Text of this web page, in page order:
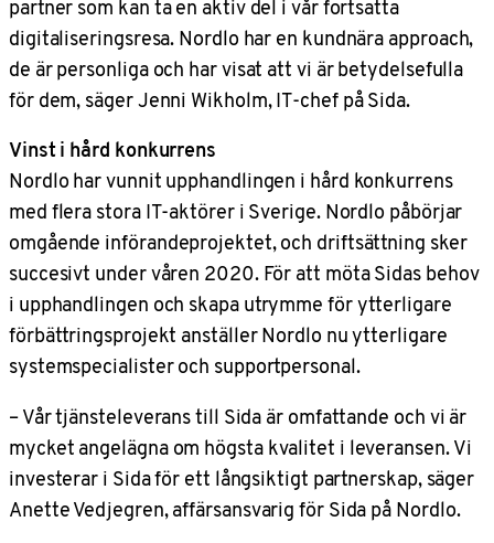
partner som kan ta en aktiv del i vår fortsatta
digitaliseringsresa. Nordlo har en kundnära approach,
de är personliga och har visat att vi är betydelsefulla
för dem, säger Jenni Wikholm, IT-chef på Sida.
Vinst i hård konkurrens
Nordlo har vunnit upphandlingen i hård konkurrens
med flera stora IT-aktörer i Sverige. Nordlo påbörjar
omgående införandeprojektet, och driftsättning sker
succesivt under våren 2020. För att möta Sidas behov
i upphandlingen och skapa utrymme för ytterligare
förbättringsprojekt anställer Nordlo nu ytterligare
systemspecialister och supportpersonal.
–Vår tjänsteleverans till Sida är omfattande och vi är
mycket angelägna om högsta kvalitet i leveransen. Vi
investerar i Sida för ett långsiktigt partnerskap, säger
Anette Vedjegren, affärsansvarig för Sida på Nordlo.